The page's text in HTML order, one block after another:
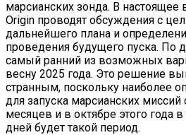
марсианских зонда. В настоящее
Origin проводят обсуждения с
дальнейшего плана и
проведения будущего пуска. По
самый ранний из возможных
весну 2025 года. Это решение
странным, поскольку наиболее
для запуска марсианских миссий
месяцев и в октябре этого года
дней будет такой период.